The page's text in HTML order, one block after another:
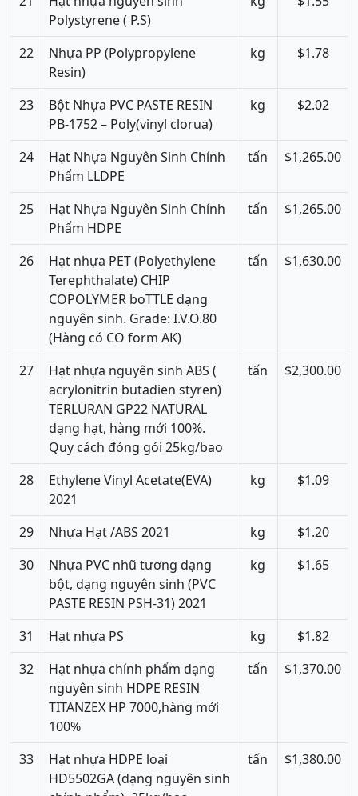
Polystyrene ( P.S)
22
Nhựa PP (Polypropylene
Resin)
kg $1.78
23
Bột Nhựa PVC PASTE RESIN
PB-1752 – Poly(vinyl clorua)
kg $2.02
24
Hạt Nhựa Nguyên Sinh Chính
Phẩm LLDPE
tấn $1,265.00
25
Hạt Nhựa Nguyên Sinh Chính
Phẩm HDPE
tấn $1,265.00
26
Hạt nhựa PET (Polyethylene
Terephthalate) CHIP
COPOLYMER boTTLE dạng
nguyên sinh. Grade: I.V.O.80
(Hàng có CO form AK)
tấn $1,630.00
27
Hạt nhựa nguyên sinh ABS (
acrylonitrin butadien styren)
TERLURAN GP22 NATURAL
dạng hạt, hàng mới 100%.
Quy cách đóng gói 25kg/bao
tấn $2,300.00
28
Ethylene Vinyl Acetate(EVA)
2021
kg $1.09
29 Nhựa Hạt /ABS 2021 kg
$1.20
30
Nhựa PVC nhũ tương dạng
bột, dạng nguyên sinh (PVC
PASTE RESIN PSH-31) 2021
kg $1.65
31 Hạt nhựa PS kg
$1.82
32
Hạt nhựa chính phẩm dạng
nguyên sinh HDPE RESIN
TITANZEX HP 7000,hàng mới
100%
tấn $1,370.00
33
Hạt nhựa HDPE loại
HD5502GA (dạng nguyên sinh
tấn $1,380.00